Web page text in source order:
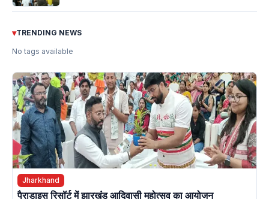
▾TRENDING NEWS
No tags available
Jharkhand
पैराडाइस रिसॉर्ट में झारखंड आदिवासी महोत्सव का आयोजन